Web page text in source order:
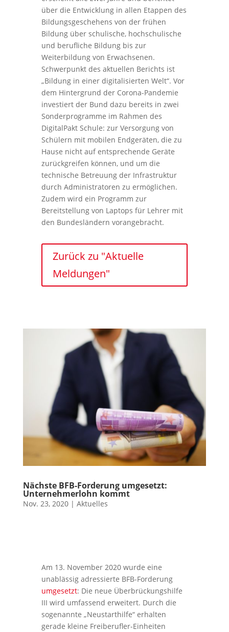
über die Entwicklung in allen Etappen des
Bildungsgeschehens von der frühen
Bildung über schulische, hochschulische
und berufliche Bildung bis zur
Weiterbildung von Erwachsenen.
Schwerpunkt des aktuellen Berichts ist
„Bildung in einer digitalisierten Welt“. Vor
dem Hintergrund der Corona-Pandemie
investiert der Bund dazu bereits in zwei
Sonderprogramme im Rahmen des
DigitalPakt Schule: zur Versorgung von
Schülern mit mobilen Endgeräten, die zu
Hause nicht auf entsprechende Geräte
zurückgreifen können, und um die
technische Betreuung der Infrastruktur
durch Administratoren zu ermöglichen.
Zudem wird ein Programm zur
Bereitstellung von Laptops für Lehrer mit
den Bundesländern vorangebracht.
Zurück zu "Aktuelle
Meldungen"
Nächste BFB-Forderung umgesetzt:
Unternehmerlohn kommt
Nov. 23, 2020| Aktuelles
Am 13. November 2020 wurde eine
unablässig adressierte BFB-Forderung
umgesetzt: Die neue Überbrückungshilfe
III wird umfassend erweitert. Durch die
sogenannte „Neustarthilfe“ erhalten
gerade kleine Freiberufler-Einheiten